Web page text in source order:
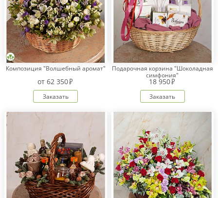
Композиция "Волшебный аромат"
от 62 350
Заказать
Подарочная корзина "Шоколадная
симфония"
18 950
Заказать